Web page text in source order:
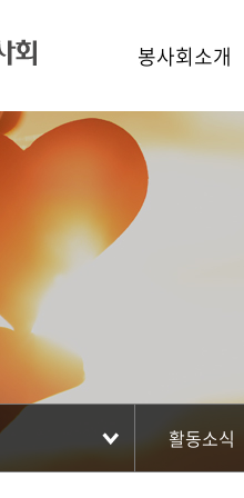
봉사회소개
활동소식